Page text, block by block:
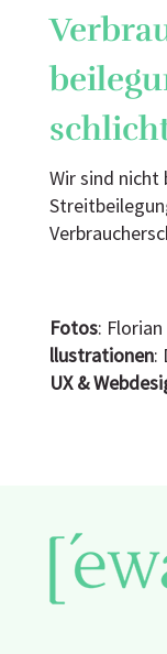
Wir sind
Fotos:
llustrationen:
UX &